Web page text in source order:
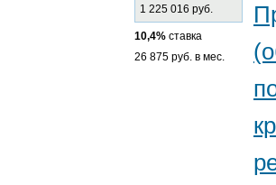
1 225 016 руб.
10,4% ставка
26 875 руб. в мес.